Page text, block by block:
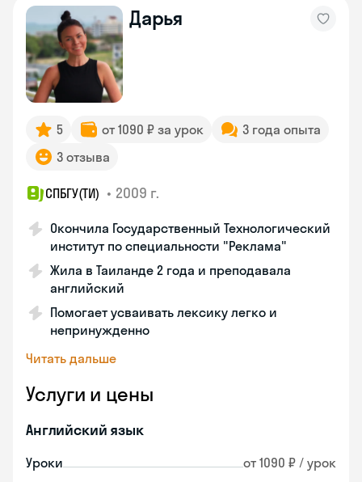
Дарья
5 от 1090 ₽ за урок
3 года опыта
3 отзыва
СПБГУ(ТИ) • 2009 г.
Окончила Государственный Технологический
институт по специальности "Реклама"
Жила в Таиланде 2 года и преподавала
английский
Помогает усваивать лексику легко и
непринужденно
Читать дальше
Услуги и цены
Английский язык
Уроки от 1090 ₽ / урок